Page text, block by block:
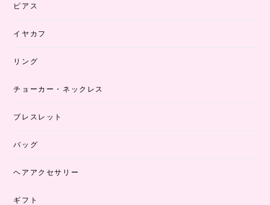
ピアス
イヤカフ
リング
チョーカー・ネックレス
ブレスレット
バッグ
ヘアアクセサリー
ギフト